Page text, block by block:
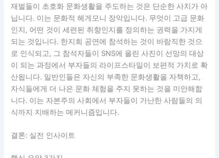
재벌들이 초호화 문화생활을 주도하는 것은 단순한 사치가 아
닙니다. 이는 문화적 헤게모니 장악입니다. 무엇이 고급 문화
인지, 어떤 것이 세련된 취향인지를 정의하는 권력을 가지게
되는 것입니다. 한지희 공연에 참석하는 것이 바람직한 것으
로 인식되고, 그 참석자들이 SNS에 올린 사진이 선망의 대상
이 되는 과정에서 부자들의 라이프스타일이 보편적 가치로 확
산됩니다. 일반인들은 자신의 부족한 문화생활을 자책하고,
자식들에게 더 나은 문화 체험을 주지 못하는 것을 미안해합
니다. 이는 자본주의 사회에서 부자들이 가난한 사람들의 의
식까지 지배하는 메커니즘입니다.
결론: 실전 인사이트